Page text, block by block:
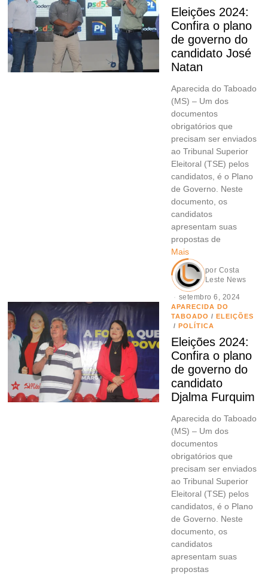
Eleições 2024:
Confira o plano
de governo do
candidato José
Natan
Aparecida do Taboado
(MS) – Um dos
documentos
obrigatórios que
precisam ser enviados
ao Tribunal Superior
Eleitoral (TSE) pelos
candidatos, é o Plano
de Governo. Neste
documento, os
candidatos
apresentam suas
propostas de
Mais
por Costa
Leste News
setembro 6, 2024
APARECIDA DO
TABOADO / ELEIÇÕES
/ POLÍTICA
Eleições 2024:
Confira o plano
de governo do
candidato
Djalma Furquim
Aparecida do Taboado
(MS) – Um dos
documentos
obrigatórios que
precisam ser enviados
ao Tribunal Superior
Eleitoral (TSE) pelos
candidatos, é o Plano
de Governo. Neste
documento, os
candidatos
apresentam suas
propostas